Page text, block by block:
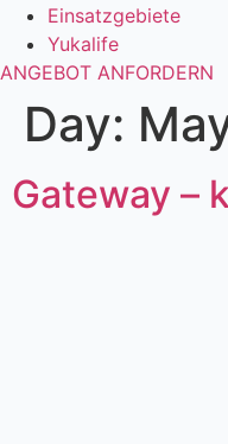
Einsatzgebiete
Yukalife
ANGEBOT ANFORDERN
Day:
Gateway –